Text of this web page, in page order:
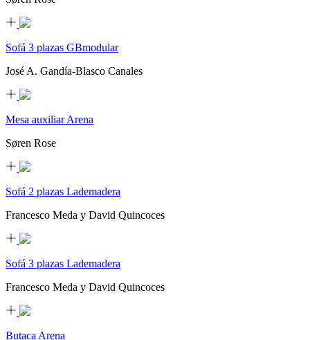
Sofá 3 plazas GBmodular
José A. Gandía-Blasco Canales
Mesa auxiliar Arena
Søren Rose
Sofá 2 plazas Lademadera
Francesco Meda y David Quincoces
Sofá 3 plazas Lademadera
Francesco Meda y David Quincoces
Butaca Arena